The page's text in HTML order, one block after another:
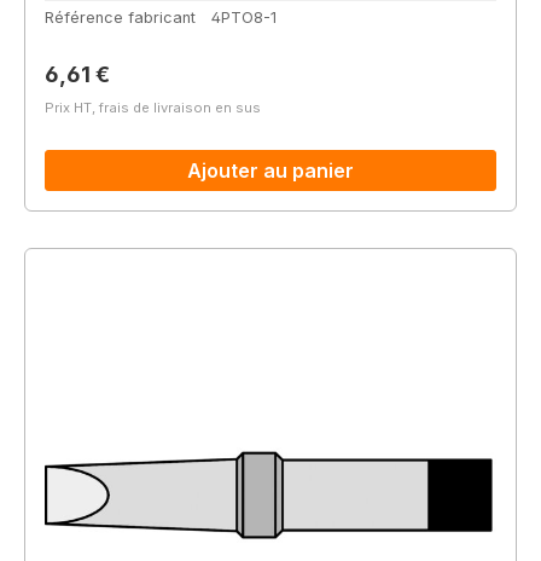
Référence fabricant
4PTO8-1
Prix régulier :
6,61 €
Prix HT, frais de livraison en sus
Ajouter au panier